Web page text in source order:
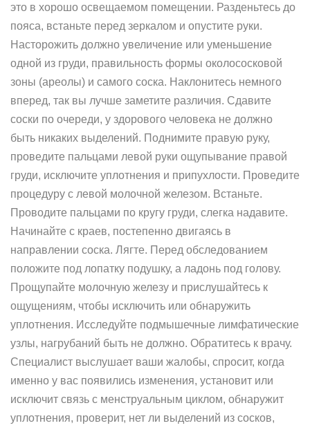
это в хорошо освещаемом помещении. Разденьтесь до
пояса, встаньте перед зеркалом и опустите руки.
Насторожить должно увеличение или уменьшение
одной из груди, правильность формы околососковой
зоны (ареолы) и самого соска. Наклонитесь немного
вперед, так вы лучше заметите различия. Сдавите
соски по очереди, у здорового человека не должно
быть никаких выделений. Поднимите правую руку,
проведите пальцами левой руки ощупывание правой
груди, исключите уплотнения и припухлости. Проведите
процедуру с левой молочной железом. Встаньте.
Проводите пальцами по кругу груди, слегка надавите.
Начинайте с краев, постепенно двигаясь в
направлении соска. Лягте. Перед обследованием
положите под лопатку подушку, а ладонь под голову.
Прощупайте молочную железу и прислушайтесь к
ощущениям, чтобы исключить или обнаружить
уплотнения. Исследуйте подмышечные лимфатические
узлы, нагрубаний быть не должно. Обратитесь к врачу.
Специалист выслушает ваши жалобы, спросит, когда
именно у вас появились изменения, установит или
исключит связь с менструальным циклом, обнаружит
уплотнения, проверит, нет ли выделений из сосков,